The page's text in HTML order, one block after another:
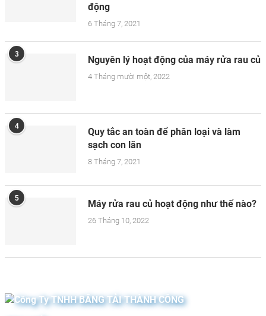
động
6 Tháng 7, 2021
3 Nguyên lý hoạt động của máy rửa rau củ
4 Tháng mười một, 2022
4
Quy tắc an toàn để phân loại và làm
sạch con lăn
8 Tháng 7, 2021
5 Máy rửa rau củ hoạt động như thế nào?
26 Tháng 10, 2022